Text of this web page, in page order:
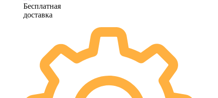
Бесплатная
доставка